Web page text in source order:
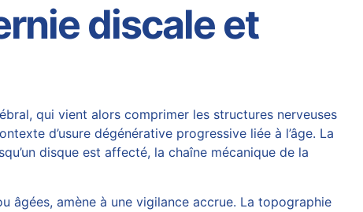
discale et
qui vient alors comprimer les structures nerveuses
d’usure dégénérative progressive liée à l’âge. La
disque est affecté, la chaîne mécanique de la
âgées, amène à une vigilance accrue. La topographie